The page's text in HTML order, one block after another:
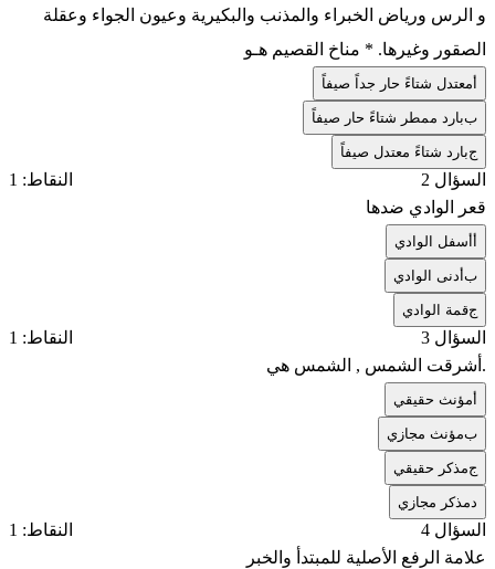
و الرس ورياض الخبراء والمذنب والبكيرية وعيون الجواء وعقلة
الصقور وغيرها. * مناخ القصيم هـو
معتدل شتاءً حار جداً صيفاً
ببارد ممطر شتاءً حار صيفاً
جبارد شتاءً معتدل صيفاً
السؤال 2
النقاط: 1
قعر الوادي ضدها
أسفل الوادي
بأدنى الوادي
جقمة الوادي
السؤال 3
النقاط: 1
.أشرقت الشمس , الشمس هي
مؤنث حقيقي
بمؤنث مجازي
جمذكر حقيقي
مذكر مجازي
السؤال 4
النقاط: 1
علامة الرفع الأصلية للمبتدأ والخبر